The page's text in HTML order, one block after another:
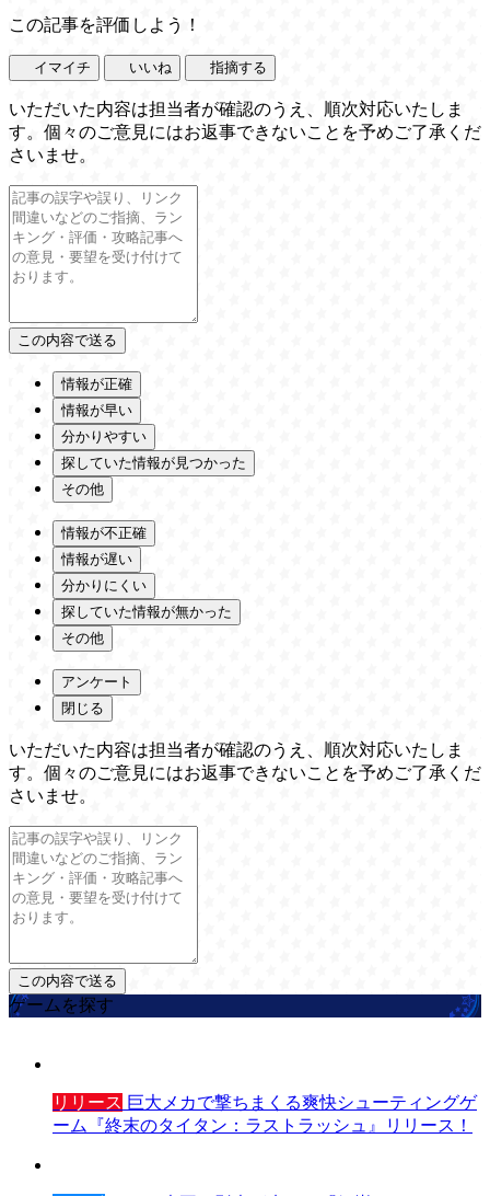
この記事を評価しよう！
イマイチ いいね 指摘する
いただいた内容は担当者が確認のうえ、順次対応いたしま
す。個々のご意見にはお返事できないことを予めご了承くだ
さいませ。
情報が正確
情報が早い
分かりやすい
探していた情報が見つかった
その他
情報が不正確
情報が遅い
分かりにくい
探していた情報が無かった
その他
アンケート
閉じる
いただいた内容は担当者が確認のうえ、順次対応いたしま
す。個々のご意見にはお返事できないことを予めご了承くだ
さいませ。
ゲームを探す
リリース 巨大メカで撃ちまくる爽快シューティングゲ
ーム『終末のタイタン：ラストラッシュ』リリース！